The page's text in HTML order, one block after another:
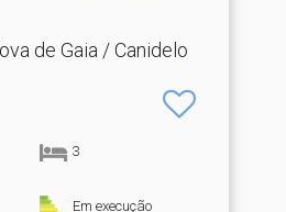
de Gaia / Canidelo
3
Em execução